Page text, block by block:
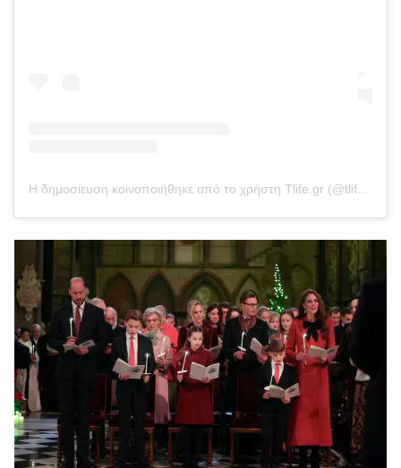
Η δημοσίευση κοινοποιήθηκε από το χρήστη Tlife.gr (@tlifegr)